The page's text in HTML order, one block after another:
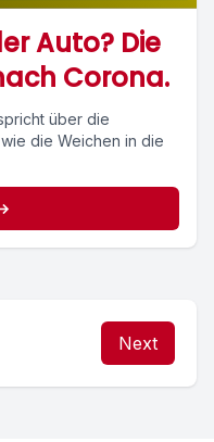
Auto? Die
Corona.
über die
die Weichen in die
Next